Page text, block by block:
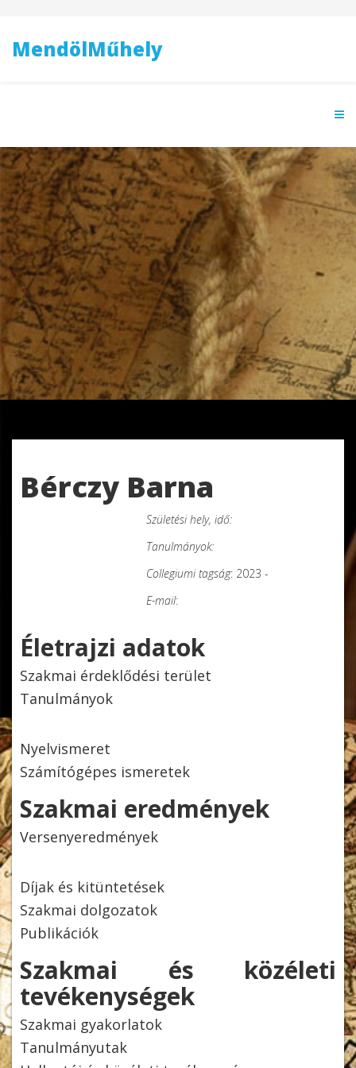
MendölMűhely
Mendöl Tibor
Mendöl Tibor
Bérczy Barna
Születési hely, idő:
Tanulmányok:
Collegiumi tagság: 2023 -
E-mail:
Életrajzi adatok
Szakmai érdeklődési terület
Tanulmányok
Nyelvismeret
Számítógépes ismeretek
Szakmai eredmények
Versenyeredmények
Díjak és kitüntetések
Szakmai dolgozatok
Publikációk
Szakmai és közéleti
tevékenységek
Szakmai gyakorlatok
Tanulmányutak